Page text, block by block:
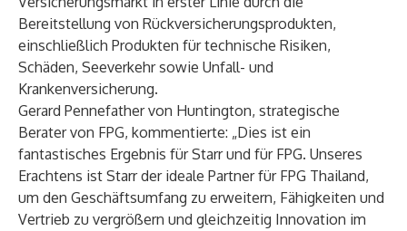
Bereitstellung von Rückversicherungsprodukten,
einschließlich Produkten für technische Risiken,
Schäden, Seeverkehr sowie Unfall- und
Krankenversicherung.
Gerard Pennefather von Huntington, strategische
Berater von FPG, kommentierte: „Dies ist ein
fantastisches Ergebnis für Starr und für FPG. Unseres
Erachtens ist Starr der ideale Partner für FPG Thailand,
um den Geschäftsumfang zu erweitern, Fähigkeiten und
Vertrieb zu vergrößern und gleichzeitig Innovation im